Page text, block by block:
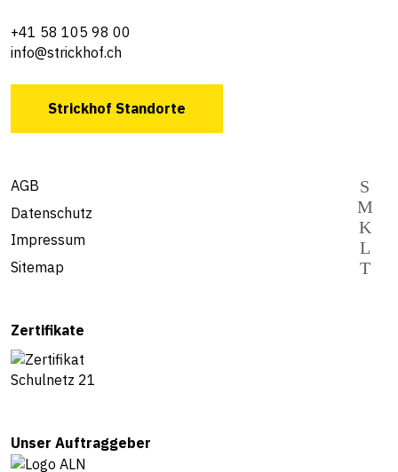
+41 58 105 98 00
info@strickhof.ch
Strickhof Standorte
AGB
Datenschutz
Impressum
Sitemap
Zertifikate
Unser Auftraggeber